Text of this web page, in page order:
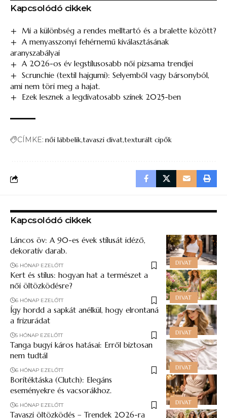
Kapcsolódó cikkek
Mi a különbség a rendes melltartó és a bralette között?
A menyasszonyi fehérnemű kiválasztásának
aranyszabályai
A 2026-os év legstílusosabb női pizsama trendjei
Scrunchie (textil hajgumi): Selyemből vagy bársonyból,
ami nem töri meg a hajat.
Ezek lesznek a legdivatosabb színek 2025-ben
CÍMKE: női lábbeliktavaszi divattexturált cipők
Kapcsolódó cikkek
DIVAT
Láncos öv: A 90-es évek stílusát idéző,
dekoratív darab.
6 HÓNAP EZELŐTT
DIVAT
Kert és stílus: hogyan hat a természet a
női öltözködésre?
6 HÓNAP EZELŐTT
DIVAT
Így hordd a sapkát anélkül, hogy elrontaná
a frizurádat
5 HÓNAP EZELŐTT
DIVAT
Tanga bugyi káros hatásai: Erről biztosan
nem tudtál
6 HÓNAP EZELŐTT
DIVAT
Borítéktáska (Clutch): Elegáns
eseményekre és vacsorákhoz.
6 HÓNAP EZELŐTT
Tavaszi öltözködés​ – Trendek 2026-ra